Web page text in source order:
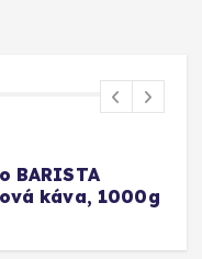
Srovnání a
Barista Caffè